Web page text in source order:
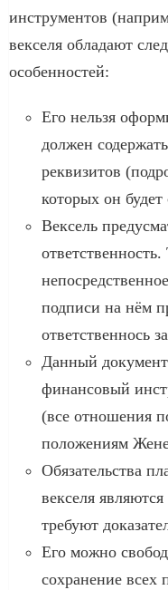
инструментов
векселя обладают
особенностей:
Его нельзя
должен
реквизитов
которых он будет
Вексель
подписи на нём
ответственнось
Данный документ
финансовый
(все отношения
положениям
Обязательства
векселя
требуют
Его можно
сохранение всех